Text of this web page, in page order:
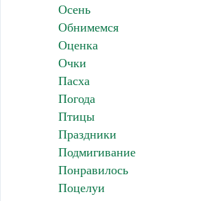
Осень
Обнимемся
Оценка
Очки
Пасха
Погода
Птицы
Праздники
Подмигивание
Понравилось
Поцелуи